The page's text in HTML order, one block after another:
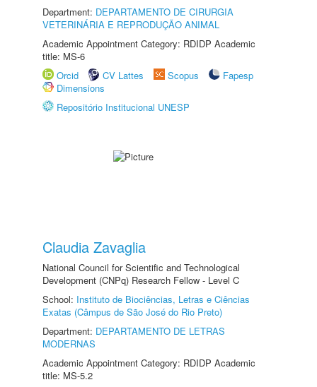
Department: DEPARTAMENTO DE CIRURGIA
VETERINÁRIA E REPRODUÇÃO ANIMAL
Academic Appointment Category: RDIDP Academic
title: MS-6
Orcid
CV Lattes Scopus
Fapesp
Dimensions
Repositório Institucional UNESP
Claudia Zavaglia
National Council for Scientific and Technological
Development (CNPq) Research Fellow - Level C
School: Instituto de Biociências, Letras e Ciências
Exatas (Câmpus de São José do Rio Preto)
Department: DEPARTAMENTO DE LETRAS
MODERNAS
Academic Appointment Category: RDIDP Academic
title: MS-5.2